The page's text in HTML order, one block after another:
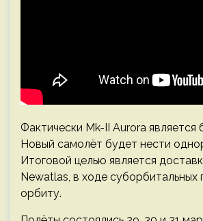
Фактически Mk-II Aurora
Новый самолёт будет нести
Итоговой целью является
Newatlas, в ходе
орбиту.